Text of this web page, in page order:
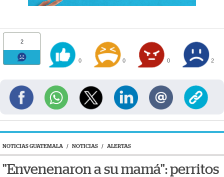
2
0 0 0 2
NOTICIAS GUATEMALA / NOTICIAS / ALERTAS
"Envenenaron a su mamá": perritos